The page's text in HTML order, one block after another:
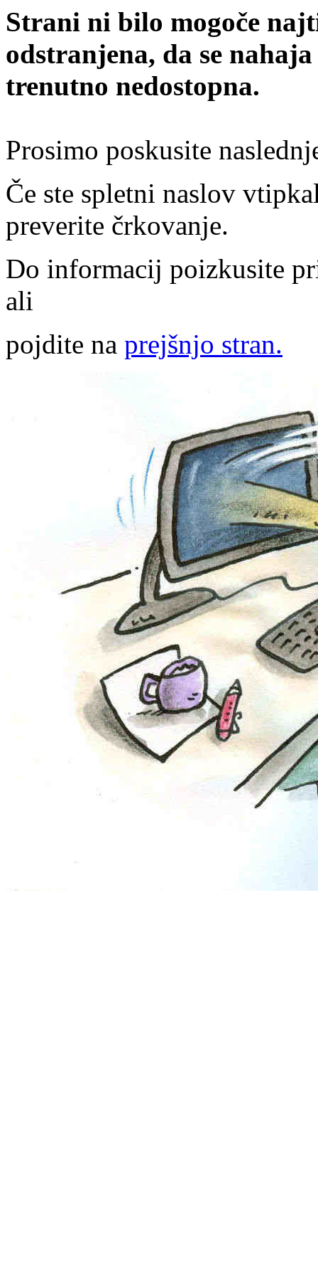
Strani ni bilo mogoče
odstranjena, da se
trenutno nedostopna.
Prosimo poskusite
Če ste spletni naslov
preverite črkovanje.
Do informacij poizkusite
ali
pojdite na prejšnjo stran.